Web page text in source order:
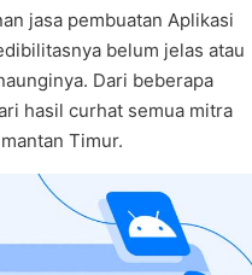
jasa pembuatan Aplikasi
belum jelas atau
Dari beberapa
hasil curhat semua mitra
Timur.